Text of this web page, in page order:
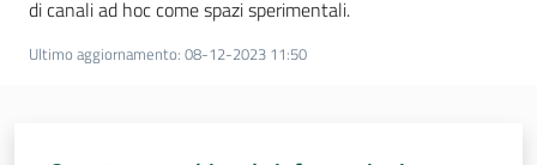
di canali ad hoc come spazi sperimentali.
Ultimo aggiornamento: 08-12-2023 11:50